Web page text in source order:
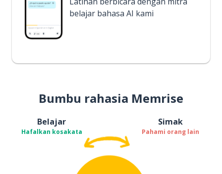
belajar bahasa AI kami
Bumbu rahasia Memrise
Belajar
Hafalkan kosakata
Simak
Pahami orang lain